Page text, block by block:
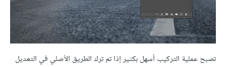
تصبح عملية التركيب أسهل بكثير إذا تم ترك الطريق الأصلي في التعديل